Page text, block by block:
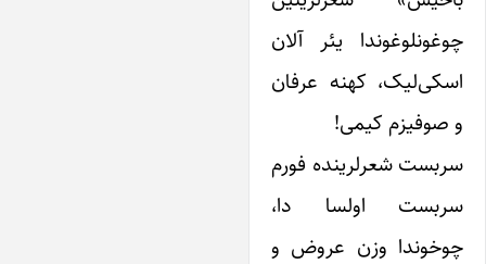
یئر آلان
کهنه عرفان
صوفیزم کیمی!
شعرلرینده فورم
اولسا دا،
وزن عروض و